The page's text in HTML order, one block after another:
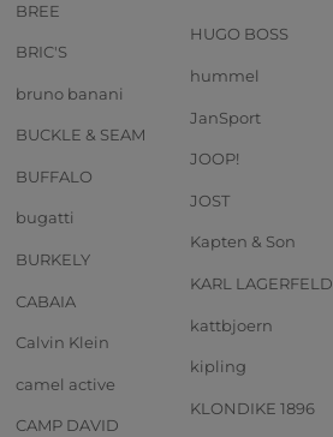
BREE
BRIC'S
bruno banani
BUCKLE & SEAM
BUFFALO
bugatti
BURKELY
CABAIA
Calvin Klein
camel active
CAMP DAVID
HUGO BOSS
hummel
JanSport
JOOP!
JOST
Kapten & Son
KARL LAGERFELD
kattbjoern
kipling
KLONDIKE 1896